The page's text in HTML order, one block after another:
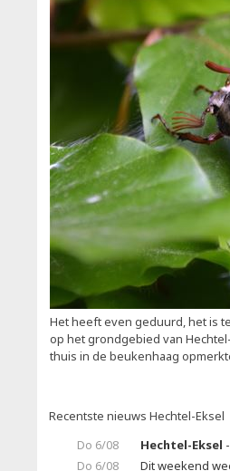
Het heeft even geduurd, het is
op het grondgebied van
thuis in de beukenhaag
Recentste nieuws Hechtel-Eksel
Do 6/08
Hechtel-Eksel
Do 6/08
Dit weekend